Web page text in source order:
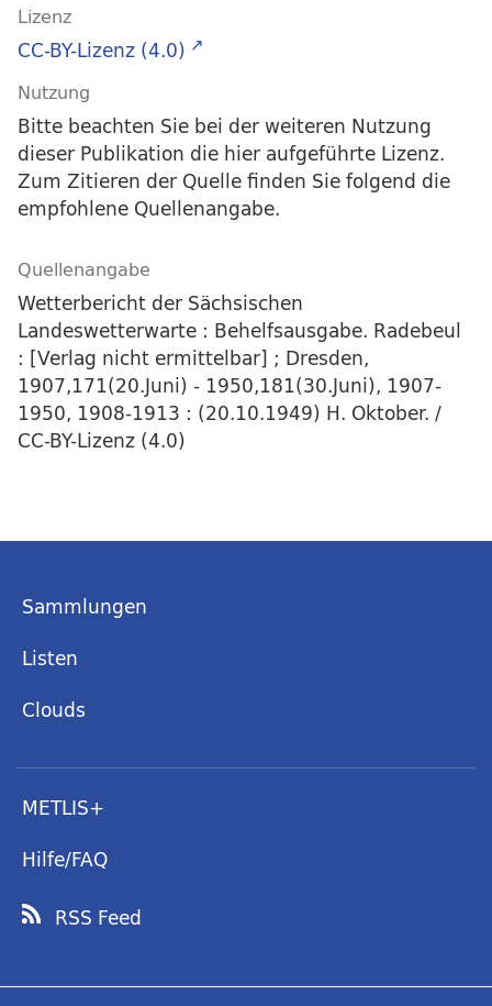
Lizenz
CC-BY-Lizenz (4.0)
Nutzung
Bitte beachten Sie bei der weiteren Nutzung
dieser Publikation die hier aufgeführte Lizenz.
Zum Zitieren der Quelle finden Sie folgend die
empfohlene Quellenangabe.
Quellenangabe
Wetterbericht der Sächsischen
Landeswetterwarte : Behelfsausgabe. Radebeul
: [Verlag nicht ermittelbar] ; Dresden,
1907,171(20.Juni) - 1950,181(30.Juni), 1907-
1950, 1908-1913 : (20.10.1949) H. Oktober. /
CC-BY-Lizenz (4.0)
Sammlungen
Listen
Clouds
METLIS+
Hilfe/FAQ
RSS Feed